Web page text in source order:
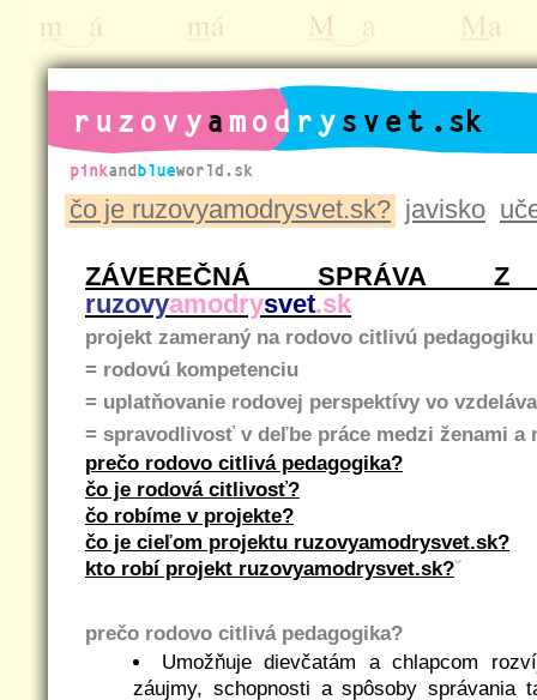
ruzovyamodrysvet.sk
čo je ruzovyamodrysvet.sk? javisko
ZÁVEREČNÁ SPRÁVA Z
ruzovyamodrysvet.sk
projekt zameraný na rodovo citlivú pedagogiku
= rodovú kompetenciu
= uplatňovanie rodovej perspektívy vo
= spravodlivosť v deľbe práce medzi ženami a
prečo rodovo citlivá pedagogika?
čo je rodová citlivosť?
čo robíme v projekte?
čo je cieľom projektu ruzovyamodrysvet.sk?
kto robí projekt ruzovyamodrysvet.sk?ˇ
prečo rodovo citlivá pedagogika?
Umožňuje dievčatám a chlapcom
záujmy, schopnosti a spôsoby správania